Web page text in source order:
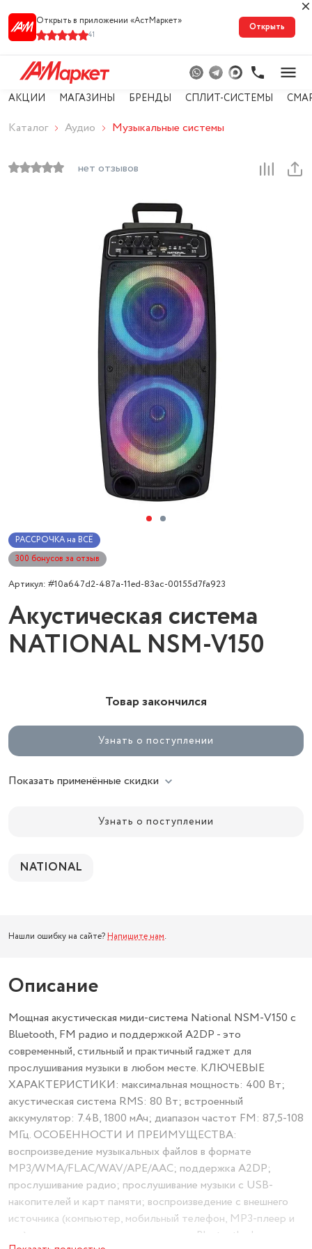
Открыть в приложении «АстМарке‪т‬»
41
Открыть
АКЦИИ МАГАЗИНЫ БРЕНДЫ СПЛИТ-СИСТЕМЫ
Каталог Аудио Музыкальные системы
нет отзывов
РАССРОЧКА на ВСЁ
300 бонусов за отзыв
Артикул: #10a647d2-487a-11ed-83ac-00155d7fa923
Акустическая система
NATIONAL NSM-V150
Товар закончился
Узнать о поступлении
Показать применённые скидки
Узнать о поступлении
NATIONAL
Нашли ошибку на сайте? Напишите нам.
Описание
Мощная акустическая миди-система National NSM-V150 c
Bluetooth, FM радио и поддержкой A2DP - это
современный, стильный и практичный гаджет для
прослушивания музыки в любом месте. КЛЮЧЕВЫЕ
ХАРАКТЕРИСТИКИ: максимальная мощность: 400 Вт;
акустическая система RMS: 80 Вт; встроенный
аккумулятор: 7.4В, 1800 мАч; диапазон частот FM: 87,5-108
МГц. ОСОБЕННОСТИ И ПРЕИМУЩЕСТВА:
воспроизведение музыкальных файлов в формате
MP3/WMA/FLAC/WAV/APE/AAC; поддержка A2DP;
прослушивание радио; прослушивание музыки с USB-
накопителей и карт памяти; воспроизведение с внешнего
источника (компьютер, мобильный телефон, MP3-плеер и
др.); прослушивание музыки в режиме Bluetooth; функция